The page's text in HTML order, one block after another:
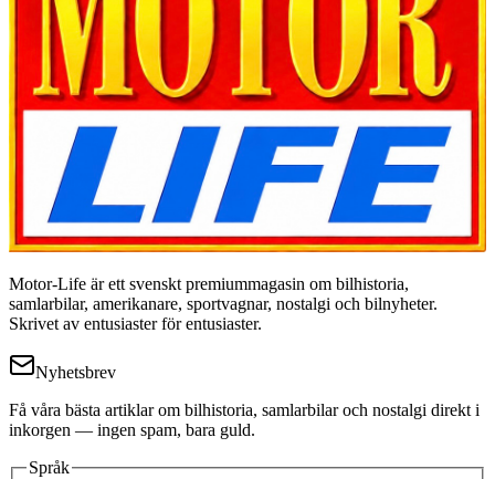
Motor-Life är ett svenskt premiummagasin om bilhistoria,
samlarbilar, amerikanare, sportvagnar, nostalgi och bilnyheter.
Skrivet av entusiaster för entusiaster.
Nyhetsbrev
Få våra bästa artiklar om bilhistoria, samlarbilar och nostalgi direkt i
inkorgen — ingen spam, bara guld.
Språk